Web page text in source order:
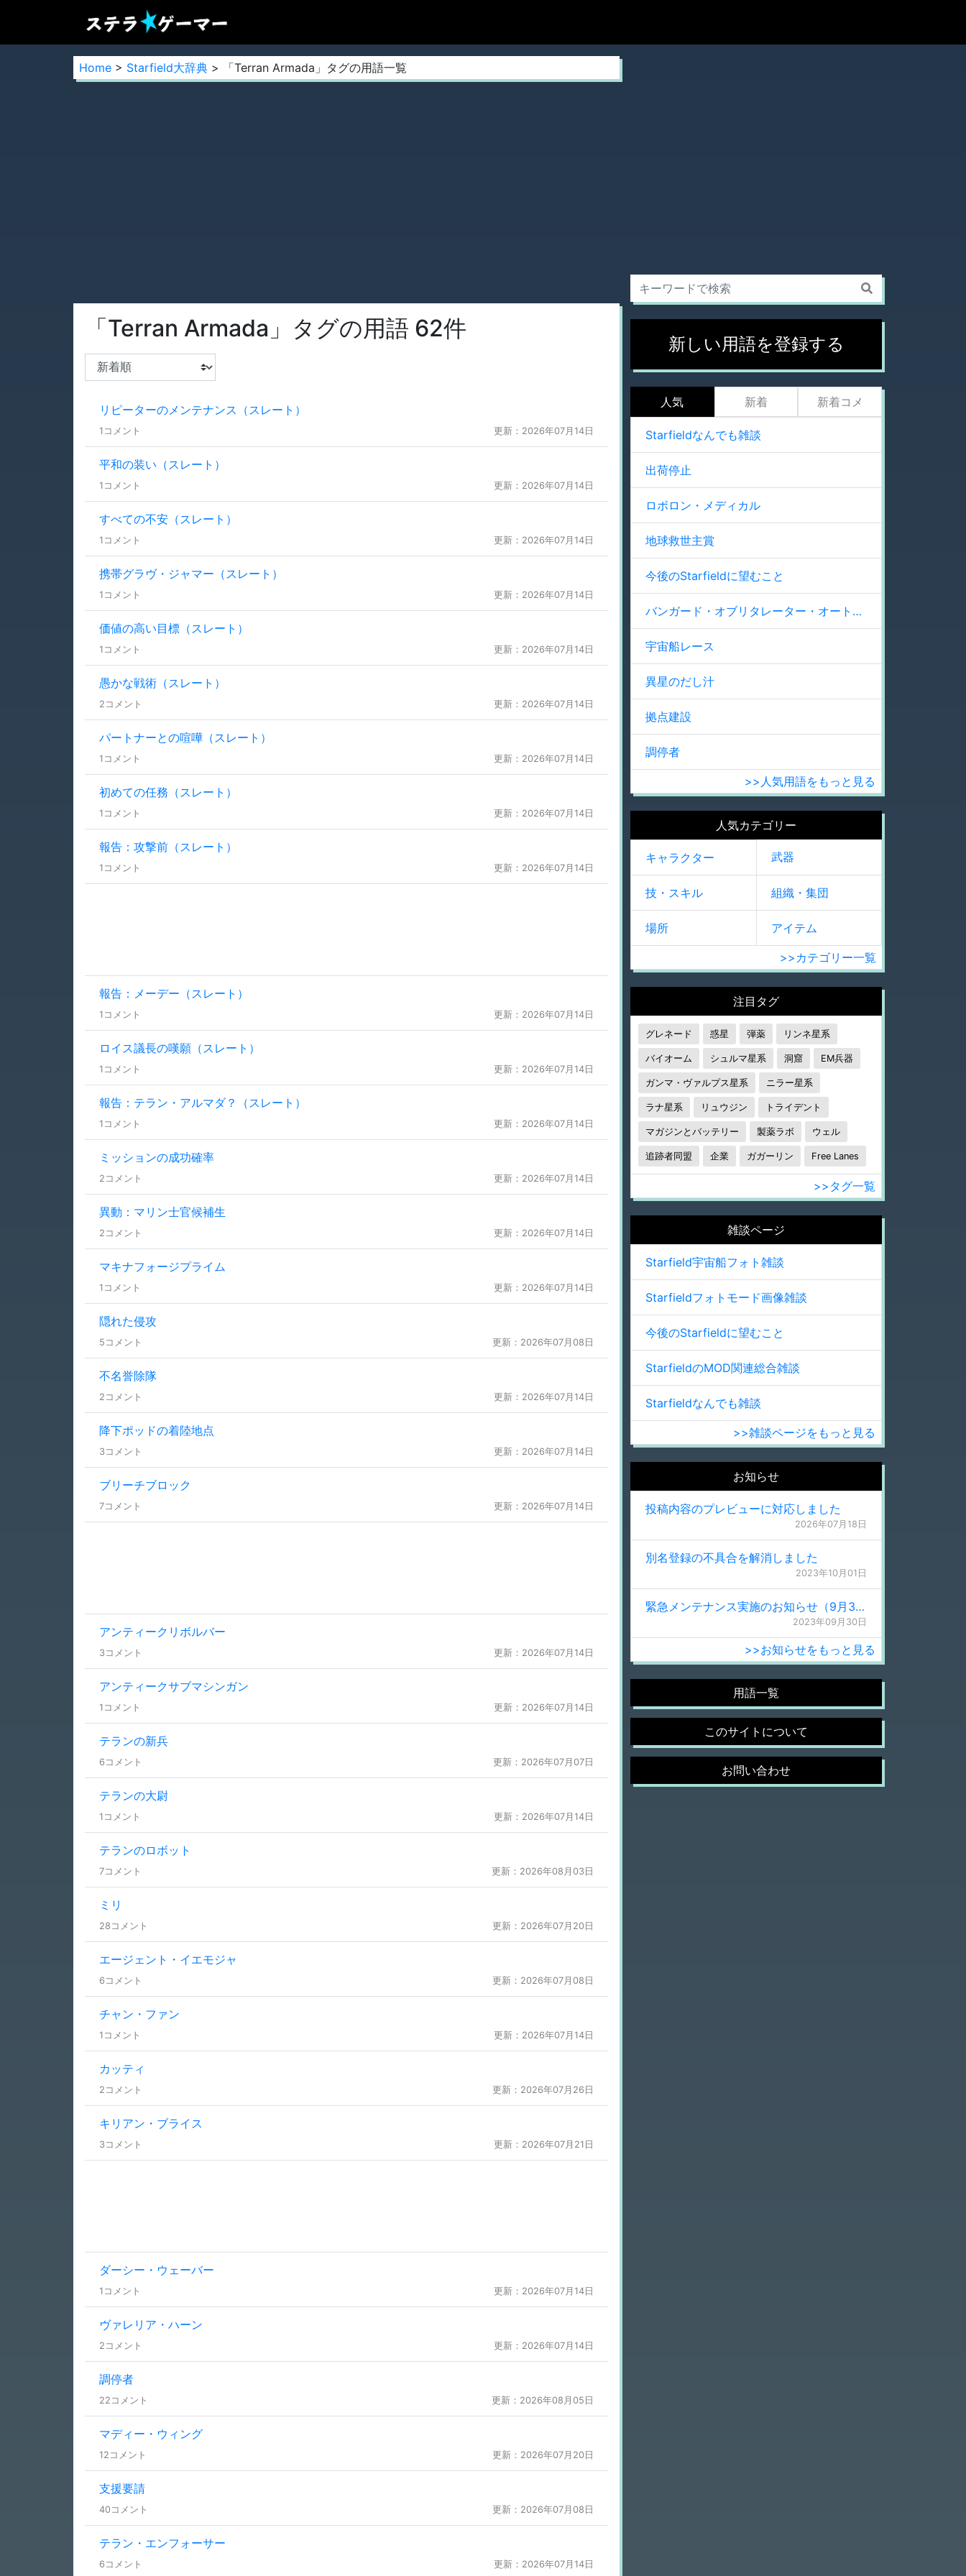
Home > Starfield大辞典 > 「Terran Armada」タグの用語一覧
「Terran Armada」タグの用語 62件
リピーターのメンテナンス（スレート）
1コメント 更新：2026年07月14日
平和の装い（スレート）
1コメント 更新：2026年07月14日
すべての不安（スレート）
1コメント 更新：2026年07月14日
携帯グラヴ・ジャマー（スレート）
1コメント 更新：2026年07月14日
価値の高い目標（スレート）
1コメント 更新：2026年07月14日
愚かな戦術（スレート）
2コメント 更新：2026年07月14日
パートナーとの喧嘩（スレート）
1コメント 更新：2026年07月14日
初めての任務（スレート）
1コメント 更新：2026年07月14日
報告：攻撃前（スレート）
1コメント 更新：2026年07月14日
報告：メーデー（スレート）
1コメント 更新：2026年07月14日
ロイス議長の嘆願（スレート）
1コメント 更新：2026年07月14日
報告：テラン・アルマダ？（スレート）
1コメント 更新：2026年07月14日
ミッションの成功確率
2コメント 更新：2026年07月14日
異動：マリン士官候補生
2コメント 更新：2026年07月14日
マキナフォージプライム
1コメント 更新：2026年07月14日
隠れた侵攻
5コメント 更新：2026年07月08日
不名誉除隊
2コメント 更新：2026年07月14日
降下ポッドの着陸地点
3コメント 更新：2026年07月14日
ブリーチブロック
7コメント 更新：2026年07月14日
アンティークリボルバー
3コメント 更新：2026年07月14日
アンティークサブマシンガン
1コメント 更新：2026年07月14日
テランの新兵
6コメント 更新：2026年07月07日
テランの大尉
1コメント 更新：2026年07月14日
テランのロボット
7コメント 更新：2026年08月03日
ミリ
28コメント 更新：2026年07月20日
エージェント・イエモジャ
6コメント 更新：2026年07月08日
チャン・ファン
1コメント 更新：2026年07月14日
カッティ
2コメント 更新：2026年07月26日
キリアン・ブライス
3コメント 更新：2026年07月21日
ダーシー・ウェーバー
1コメント 更新：2026年07月14日
ヴァレリア・ハーン
2コメント 更新：2026年07月14日
調停者
22コメント 更新：2026年08月05日
マディー・ウィング
12コメント 更新：2026年07月20日
支援要請
40コメント 更新：2026年07月08日
テラン・エンフォーサー
6コメント 更新：2026年07月14日
新しい用語を登録する
人気 新着 新着コメ
Starfieldなんでも雑談
出荷停止
ロボロン・メディカル
地球救世主賞
今後のStarfieldに望むこと
バンガード・オブリタレーター・オートプロジェクター
宇宙船レース
異星のだし汁
拠点建設
調停者
>>人気用語をもっと見る
人気カテゴリー
キャラクター 武器
技・スキル 組織・集団
場所 アイテム
>>カテゴリー一覧
注目タグ
グレネード 惑星 弾薬 リンネ星系
バイオーム シュルマ星系 洞窟 EM兵器
ガンマ・ヴァルプス星系 ニラー星系
ラナ星系 リュウジン トライデント
マガジンとバッテリー 製薬ラボ ウェル
追跡者同盟 企業 ガガーリン Free Lanes
>>タグ一覧
雑談ページ
Starfield宇宙船フォト雑談
Starfieldフォトモード画像雑談
今後のStarfieldに望むこと
StarfieldのMOD関連総合雑談
Starfieldなんでも雑談
>>雑談ページをもっと見る
お知らせ
投稿内容のプレビューに対応しました
2026年07月18日
別名登録の不具合を解消しました
2023年10月01日
緊急メンテナンス実施のお知らせ（9月30日 0:15更新）
2023年09月30日
>>お知らせをもっと見る
用語一覧
このサイトについて
お問い合わせ